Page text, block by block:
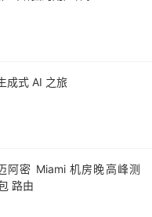
成式 AI 之旅
阿密 Miami 机房晚高峰测
路由